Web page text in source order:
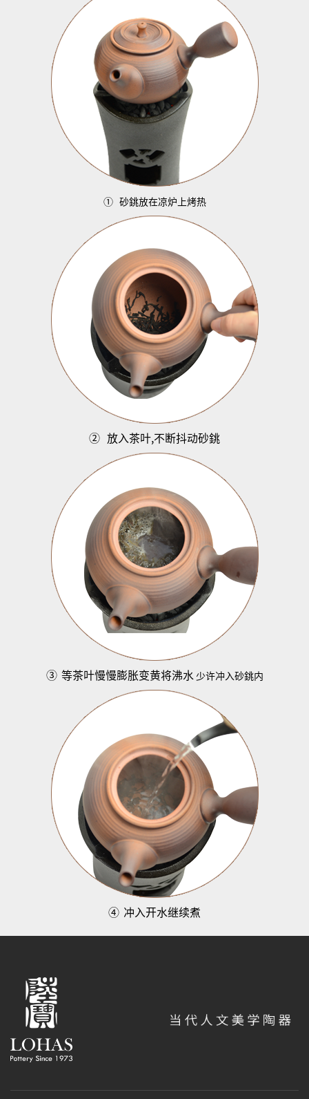
① 砂銚放在凉炉上烤热
② 放入茶叶 不断抖动砂銚
③ 等茶叶慢慢膨胀变黄将沸水 少许冲入砂銚内
④ 冲入开水继续煮